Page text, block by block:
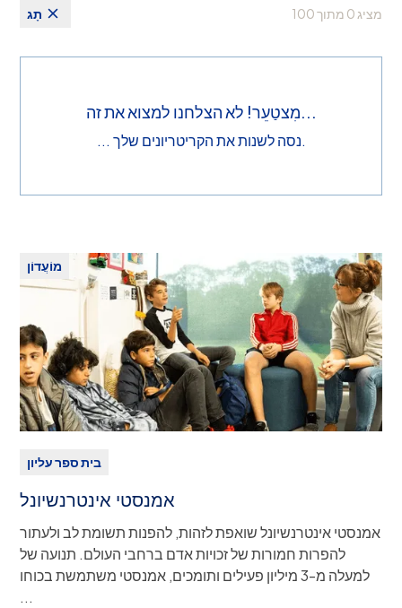
תָג מציג 0 מתוך100
מִצטַעֵר! לא הצלחנו למצוא את זה...
... נסה לשנות את הקריטריונים שלך.
מוֹעֲדוֹן
בית ספר עליון
אמנסטי אינטרנשיונל
אמנסטי אינטרנשיונל שואפת לזהות, להפנות תשומת לב ולעתור
להפרות חמורות של זכויות אדם ברחבי העולם. תנועה של
למעלה מ-3 מיליון פעילים ותומכים, אמנסטי משתמשת בכוחו
...